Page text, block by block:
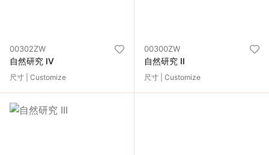
00302ZW
自然研究 IV
尺寸 | Customize
00300ZW
自然研究 II
尺寸 | Customize